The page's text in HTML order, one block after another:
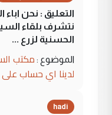
التعليق : نحن اباء
نتشرف بلقاء
الحسنية لزرع ...
الموضوع : مكتب
لدينا اي حساب
hadi